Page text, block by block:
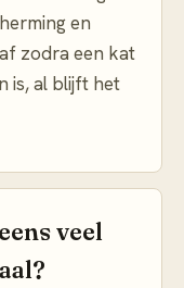
en
zodra een kat
is, al blijft het
veel